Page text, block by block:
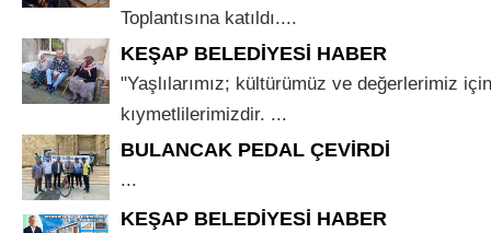
Toplantısına katıldı....
KEŞAP BELEDİYESİ HABER
"Yaşlılarımız; kültürümüz ve değerlerimiz
kıymetlilerimizdir. ...
BULANCAK PEDAL ÇEVİRDİ
...
KEŞAP BELEDİYESİ HABER